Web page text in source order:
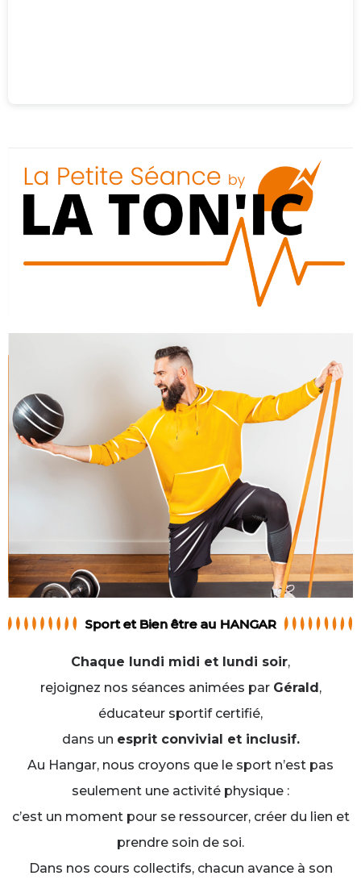
Sport et Bien être au HANGAR
Chaque lundi midi et lundi soir,
rejoignez nos séances animées par Gérald,
éducateur sportif certifié,
dans un esprit convivial et inclusif.
Au Hangar, nous croyons que le sport n’est pas
seulement une activité physique :
c’est un moment pour se ressourcer, créer du lien et
prendre soin de soi.
Dans nos cours collectifs, chacun avance à son